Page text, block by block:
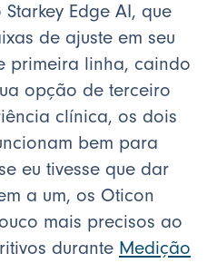
Edge AI, que
de ajuste em seu
primeira linha, caindo
opção de terceiro
clínica, os dois
bem para
eu tivesse que dar
a um, os Oticon
mais precisos ao
durante Medição